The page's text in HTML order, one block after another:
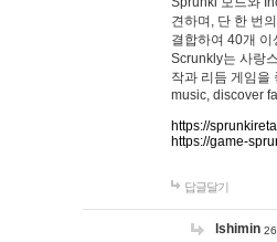
견하며, 단 한 번
결합하여 40개
Scrunkly는 사랑
작과 리듬 게임을
music, discover
https://
https://game-
답글달기
lshimin